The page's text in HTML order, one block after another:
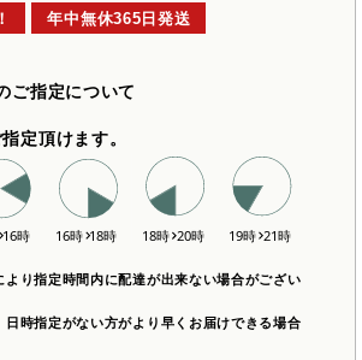
年中無休365日発送
ご指定について
定頂けます。
り指定時間内に配達が出来ない場合がござい
時指定がない方がより早くお届けできる場合